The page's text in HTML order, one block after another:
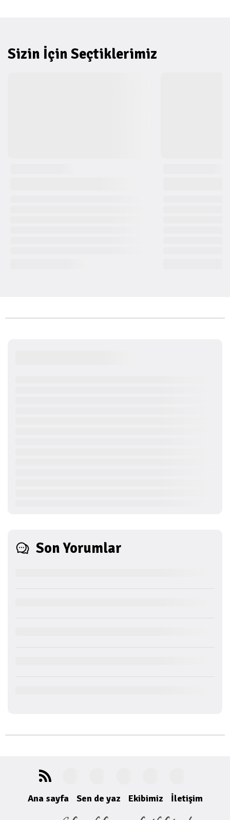
Sizin İçin Seçtiklerimiz
Son Yorumlar
Ana sayfa Sen de yaz Ekibimiz İletişim